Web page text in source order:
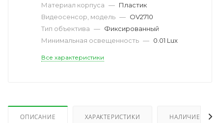
Материал корпуса — Пластик
Видеосенсор, модель — OV2710
Тип объектива — Фиксированный
Минимальная освещенность — 0.01 Lux
Все характеристики
ОПИСАНИЕ ХАРАКТЕРИСТИКИ НАЛИЧИЕ